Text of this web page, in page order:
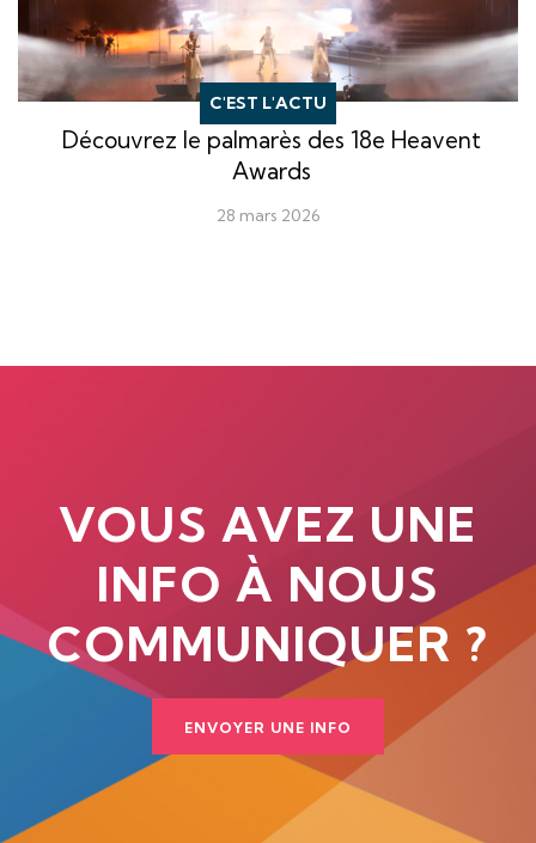
C'EST L'ACTU
Découvrez le palmarès des 18e Heavent
Awards
28 mars 2026
VOUS AVEZ UNE
INFO À NOUS
COMMUNIQUER ?
ENVOYER UNE INFO